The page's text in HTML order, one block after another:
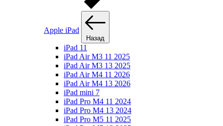
Apple iPad
Назад
iPad 11
iPad Air M3 11 2025
iPad Air M3 13 2025
iPad Air M4 11 2026
iPad Air M4 13 2026
iPad mini 7
iPad Pro M4 11 2024
iPad Pro M4 13 2024
iPad Pro M5 11 2025